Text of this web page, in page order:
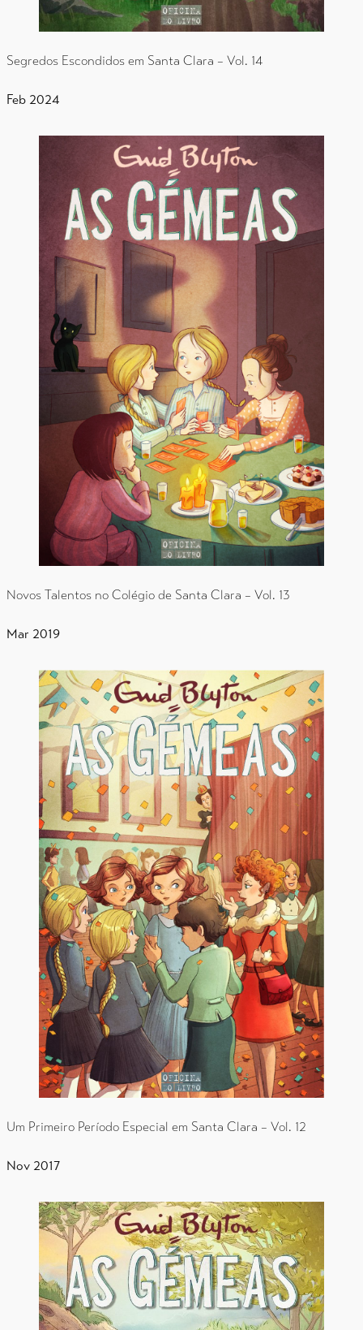
Segredos Escondidos em Santa Clara – Vol. 14
Feb 2024
Novos Talentos no Colégio de Santa Clara – Vol. 13
Mar 2019
Um Primeiro Período Especial em Santa Clara – Vol. 12
Nov 2017